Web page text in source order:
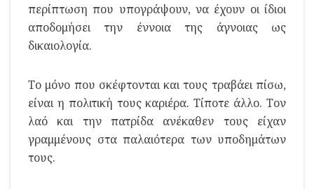
περίπτωση που υπογράψουν, να έχουν οι ίδιοι
αποδομήσει την έννοια της άγνοιας ως
δικαιολογία.
Το μόνο που σκέφτονται και τους τραβάει πίσω,
είναι η πολιτική τους καριέρα. Τίποτε άλλο. Τον
λαό και την πατρίδα ανέκαθεν τους είχαν
γραμμένους στα παλαιότερα των υποδημάτων
τους.